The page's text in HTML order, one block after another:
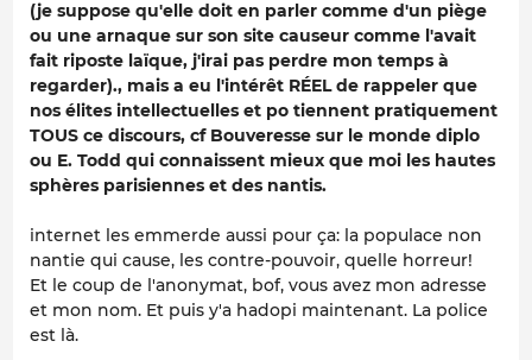
(je suppose qu'elle doit en parler comme d'un piège
ou une arnaque sur son site causeur comme l'avait
fait riposte laïque, j'irai pas perdre mon temps à
regarder)., mais a eu l'intérêt RÉEL de rappeler que
nos élites intellectuelles et po tiennent pratiquement
TOUS ce discours, cf Bouveresse sur le monde diplo
ou E. Todd qui connaissent mieux que moi les hautes
sphères parisiennes et des nantis.
internet les emmerde aussi pour ça: la populace non
nantie qui cause, les contre-pouvoir, quelle horreur!
Et le coup de l'anonymat, bof, vous avez mon adresse
et mon nom. Et puis y'a hadopi maintenant. La police
est là.